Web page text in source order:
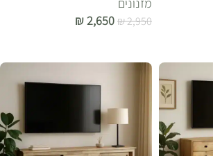
₪2,950
₪2,650